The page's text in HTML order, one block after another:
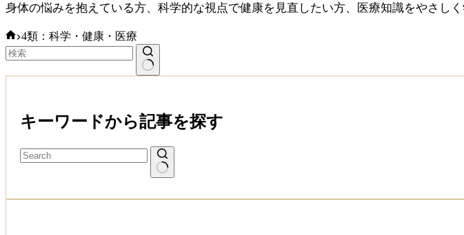
身体の悩みを抱えている方、科学的な視点で健康を見直したい方、医療知識をやさし
ホ
ー
ム
4類：科学・健康・医療
キーワードから記事を探す